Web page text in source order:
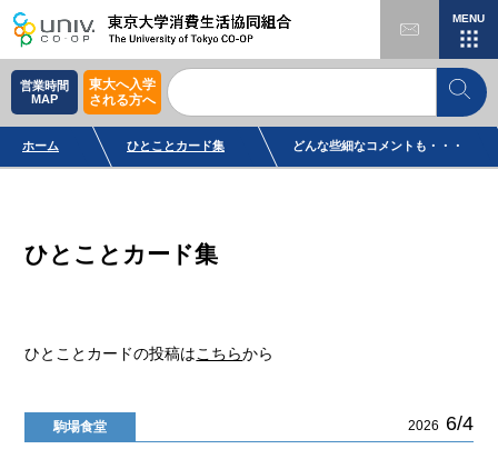
MENU
営業時間
MAP
東大へ入学
される方へ
ホーム ひとことカード集 どんな些細なコメントも・・・
ひとことカード集
ひとことカードの投稿はこちらから
駒場食堂 2026 6/4